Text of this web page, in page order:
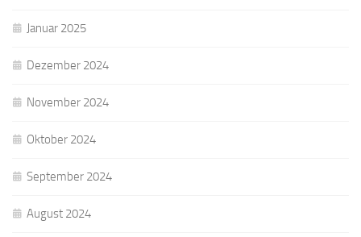
Januar 2025
Dezember 2024
November 2024
Oktober 2024
September 2024
August 2024